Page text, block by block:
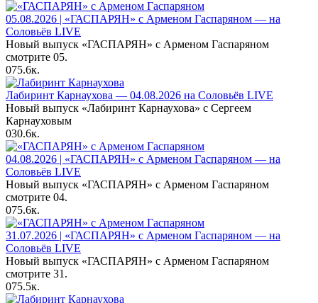
05.08.2026 | «ГАСПАРЯН» с Арменом Гаспаряном — на
Соловьёв LIVE
Новый выпуск «ГАСПАРЯН» с Арменом Гаспаряном
смотрите 05.
075.6к.
Лабиринт Карнаухова — 04.08.2026 на Соловьёв LIVE
Новый выпуск «Лабиринт Карнаухова» с Сергеем
Карнауховым
030.6к.
04.08.2026 | «ГАСПАРЯН» с Арменом Гаспаряном — на
Соловьёв LIVE
Новый выпуск «ГАСПАРЯН» с Арменом Гаспаряном
смотрите 04.
075.6к.
31.07.2026 | «ГАСПАРЯН» с Арменом Гаспаряном — на
Соловьёв LIVE
Новый выпуск «ГАСПАРЯН» с Арменом Гаспаряном
смотрите 31.
075.5к.